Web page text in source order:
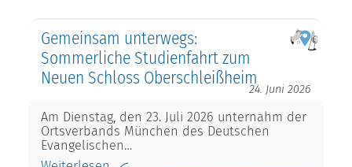
Gemeinsam unterwegs:
Sommerliche Studienfahrt zum
Neuen Schloss Oberschleißheim
24. Juni 2026
Am Dienstag, den 23. Juli 2026 unternahm der
Ortsverbands München des Deutschen
Evangelischen…